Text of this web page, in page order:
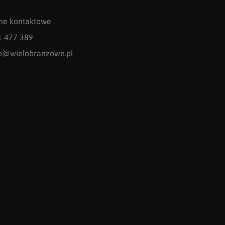
kontaktowe
477 389